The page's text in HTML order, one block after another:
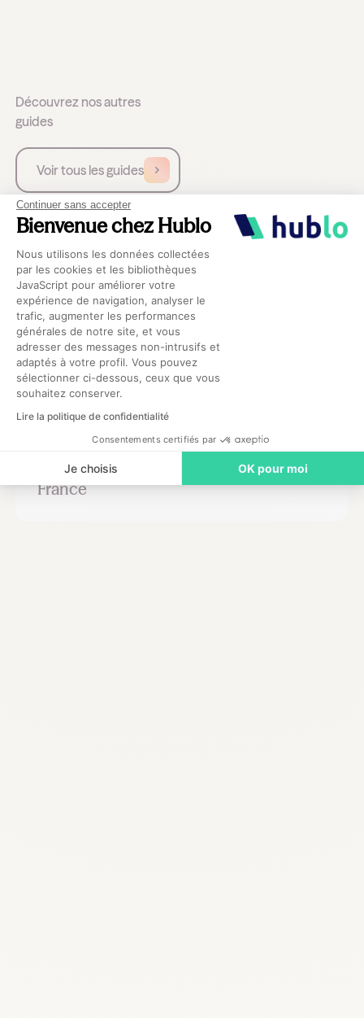
Continuer sans accepter
Bienvenue chez Hublo
Plateforme de Gestion du
Nous utilisons les données collectées
par les cookies et les bibliothèques
JavaScript pour améliorer votre
expérience de navigation, analyser le
trafic, augmenter les performances
générales de notre site, et vous
adresser des messages non-intrusifs et
adaptés à votre profil. Vous pouvez
sélectionner ci-dessous, ceux que vous
souhaitez conserver.
Lire la politique de confidentialité
Consentements certifiés par
Je choisis OK pour moi
Axeptio consent
Découvrez nos autres
guides
Voir tous les guides
Livre Blanc
Créez votre livret d'accueil vidéo pour
accueillir vos remplaçants
Livre Blanc
Découvrez la plateforme Hublo
Livre Blanc
Le baromètre de la vacation 2026 en
France